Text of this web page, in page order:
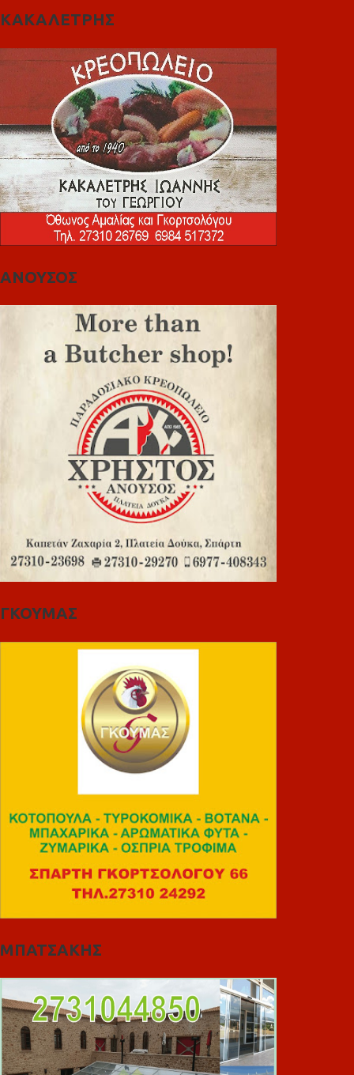
ΚΑΚΑΛΕΤΡΗΣ
ΑΝΟΥΣΟΣ
ΓΚΟΥΜΑΣ
ΜΠΑΤΣΑΚΗΣ